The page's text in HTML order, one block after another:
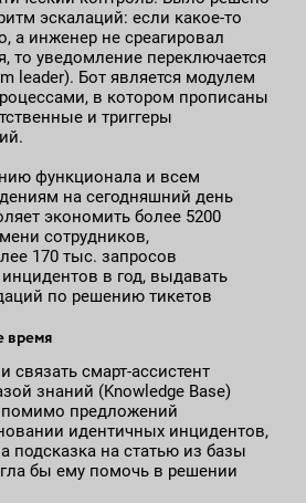
эскалаций: если какое-то
а инженер не среагировал
то уведомление переключается
leader). Бот является модулем
в котором прописаны
и триггеры
функционала и всем
на сегодняшний день
экономить более 5200
сотрудников,
170 тыс. запросов
в год, выдавать
по решению тикетов
время
связать смарт-ассистент
знаний (Knowledge Base)
помимо предложений
идентичных инцидентов,
подсказка на статью из базы
бы ему помочь в решении